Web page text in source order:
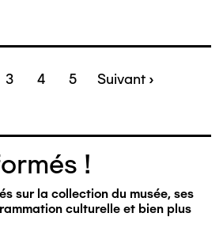
Page
3 Page
4 Page
5
Page
Suivant ›
!
sur la collection du musée, ses
culturelle et bien plus